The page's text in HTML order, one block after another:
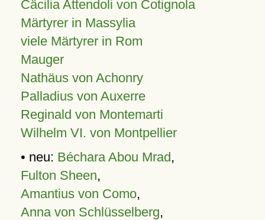
Cäcilia Attendoli von Cotignola
Märtyrer in Massylia
viele Märtyrer in Rom
Mauger
Nathäus von Achonry
Palladius von Auxerre
Reginald von Montemarti
Wilhelm VI. von Montpellier
• neu: Béchara Abou Mrad,
Fulton Sheen,
Amantius von Como,
Anna von Schlüsselberg,